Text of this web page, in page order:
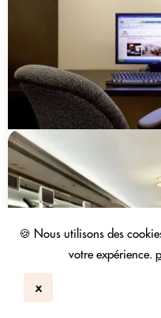
🍪 Nous utilisons des
votre expérience.
x